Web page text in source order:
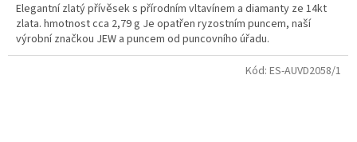
Elegantní zlatý přívěsek s přírodním vltavínem a diamanty ze 14kt
zlata. hmotnost cca 2,79 g Je opatřen ryzostním puncem, naší
výrobní značkou JEW a puncem od puncovního úřadu.
Kód: ES-AUVD2058/1